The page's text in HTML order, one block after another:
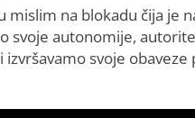
na blokadu čija je
svoje autonomije,
svoje